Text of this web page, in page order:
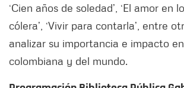
‘Cien años de soledad’, ‘El amor en
cólera’, ‘Vivir para contarla’, entre
analizar su importancia e impacto
colombiana y del mundo.